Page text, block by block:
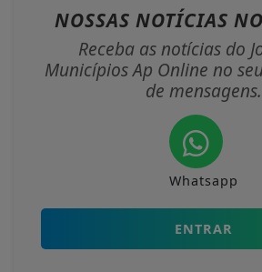
NOSSAS NOTÍCIAS
Receba as notícias do
Municípios Ap Online no
de mensagens.
Whatsapp
ENTRAR